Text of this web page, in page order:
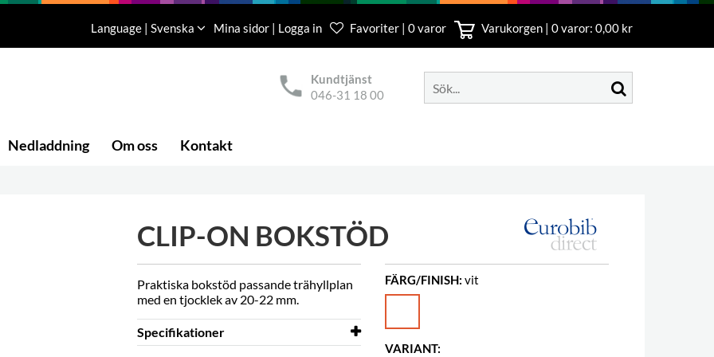
Language | Svenska Mina sidor | Logga in Favoriter | 0 varor Varukorgen | 0varor: 0,00 kr
Kundtjänst
046-31 18 00
Nedladdning Om oss Kontakt
CLIP-ON BOKSTÖD
Praktiska bokstöd passande trähyllplan
med en tjocklek av 20-22 mm.
Specifikationer
FÄRG/FINISH: vit
VARIANT: